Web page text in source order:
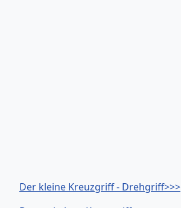
Der kleine Kreuzgriff - Drehgriff>>>